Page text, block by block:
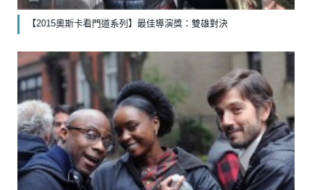
【2015奧斯卡看門道系列】最佳導演獎：雙雄對決